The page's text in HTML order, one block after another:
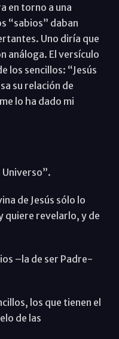
en torno a una
“sabios” daban
Uno diría que
análoga. El versículo
los sencillos: “Jesús
su relación de
lo ha dado mi
Universo”.
de Jesús sólo lo
quiere revelarlo, y de
–la de ser Padre-
los que tienen el
de las